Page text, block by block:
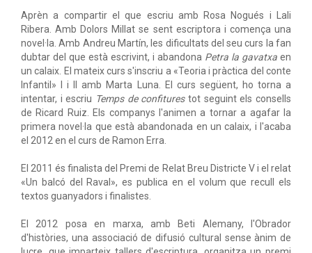
Aprèn a compartir el que escriu amb Rosa Nogués i Lali
Ribera. Amb Dolors Millat se sent escriptora i comença una
novel·la. Amb Andreu Martín, les dificultats del seu curs la fan
dubtar del que està escrivint, i abandona Petra la gavatxa en
un calaix. El mateix curs s'inscriu a «Teoria i pràctica del conte
Infantil» I i II amb Marta Luna. El curs següent, ho torna a
intentar, i escriu Temps de confiturestot seguint els consells
de Ricard Ruiz. Els companys l'animen a tornar a agafar la
primera novel·la que està abandonada en un calaix, i l'acaba
el 2012 en el curs de Ramon Erra.
El 2011 és finalista del Premi de Relat Breu Districte V i el relat
«Un balcó del Raval», es publica en el volum que recull els
textos guanyadors i finalistes.
El 2012 posa en marxa, amb Beti Alemany, l'Obrador
d'històries, una associació de difusió cultural sense ànim de